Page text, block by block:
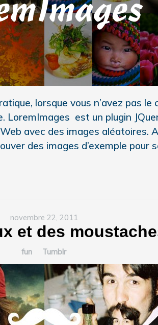
lorsque vous n’avez pas le
LoremImages est un plugin
avec des images aléatoires.
des images d’exemple pour
novembre 22, 2011
et des
fun Tumblr